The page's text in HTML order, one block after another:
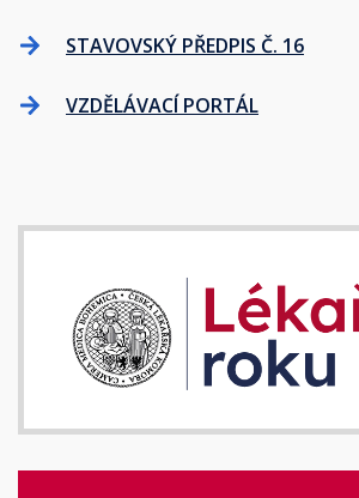
STAVOVSKÝ PŘEDPIS Č. 16
VZDĚLÁVACÍ PORTÁL